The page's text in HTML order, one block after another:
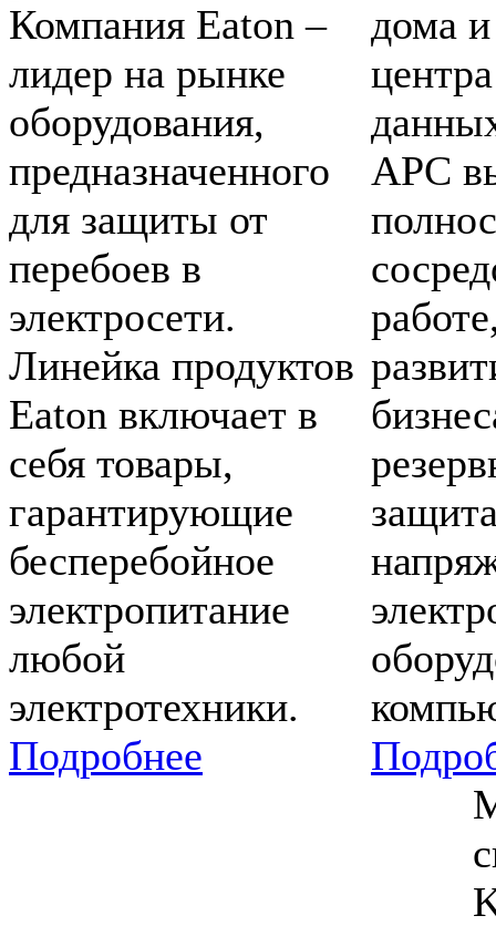
Компания Eaton –
лидер на рынке
оборудования,
предназначенного
для защиты от
перебоев в
электросети.
Линейка продуктов
Eaton включает в
себя товары,
гарантирующие
бесперебойное
электропитание
любой
электротехники.
Подробнее
дома
APC